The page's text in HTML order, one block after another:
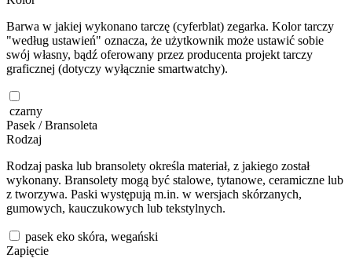
Barwa w jakiej wykonano tarczę (cyferblat) zegarka. Kolor tarczy
"według ustawień" oznacza, że użytkownik może ustawić sobie
swój własny, bądź oferowany przez producenta projekt tarczy
graficznej (dotyczy wyłącznie smartwatchy).
czarny
Pasek / Bransoleta
Rodzaj
Rodzaj paska lub bransolety określa materiał, z jakiego został
wykonany. Bransolety mogą być stalowe, tytanowe, ceramiczne lub
z tworzywa. Paski występują m.in. w wersjach skórzanych,
gumowych, kauczukowych lub tekstylnych.
pasek eko skóra, wegański
Zapięcie